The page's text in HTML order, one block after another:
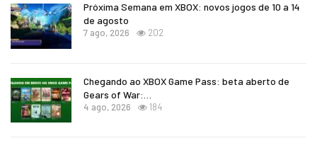
Próxima Semana em XBOX: novos jogos de 10 a 14
de agosto
7 ago, 2026 202
Chegando ao XBOX Game Pass: beta aberto de
Gears of War:…
4 ago, 2026 184